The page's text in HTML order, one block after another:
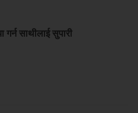
गर्न साथीलाई सुपारी